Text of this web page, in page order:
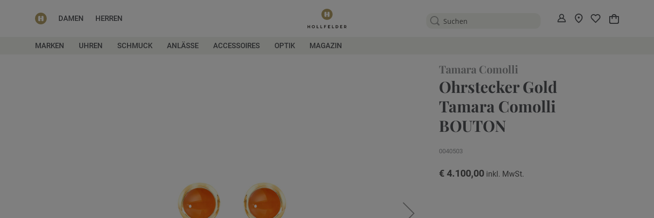
DAMEN HERREN Mein
MARKEN UHREN SCHMUCK ANLÄSSE ACCESSOIRES OPTIK MAGAZIN
Tamara Comolli
Ohrstecker Gold
Tamara Comolli
BOUTON
0040503
€ 4.100,00